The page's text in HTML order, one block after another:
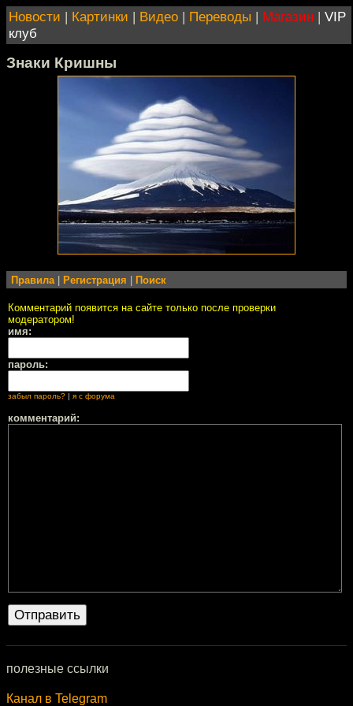
Новости | Картинки | Видео | Переводы | Магазин | VIP
клуб
Знаки Кришны
Правила Регистрация Поиск
Комментарий появится на сайте только после проверки
модератором!
имя:
пароль:
забыл пароль? | я с форума
комментарий:
полезные ссылки
Канал в Telegram